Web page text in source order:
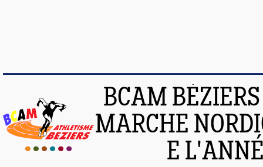
BCAM
MARCHE
E